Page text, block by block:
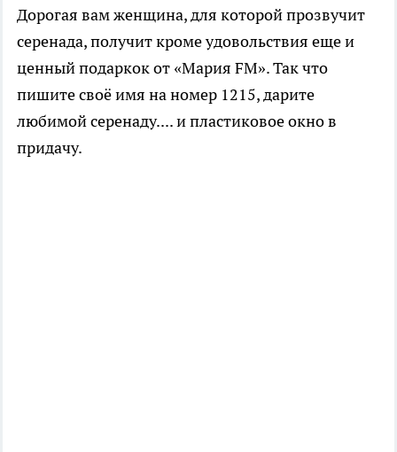
Дорогая вам женщина, для которой прозвучит
серенада, получит кроме удовольствия еще и
ценный подаркок от «Мария FM». Так что
пишите своё имя на номер 1215, дарите
любимой серенаду.... и пластиковое окно в
придачу.